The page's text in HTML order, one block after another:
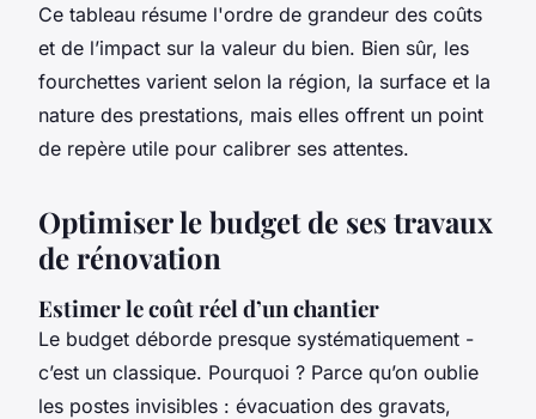
Ce tableau résume l'ordre de grandeur des coûts
et de l’impact sur la valeur du bien. Bien sûr, les
fourchettes varient selon la région, la surface et la
nature des prestations, mais elles offrent un point
de repère utile pour calibrer ses attentes.
Optimiser le budget de ses travaux
de rénovation
Estimer le coût réel d’un chantier
Le budget déborde presque systématiquement -
c’est un classique. Pourquoi ? Parce qu’on oublie
les postes invisibles : évacuation des gravats,